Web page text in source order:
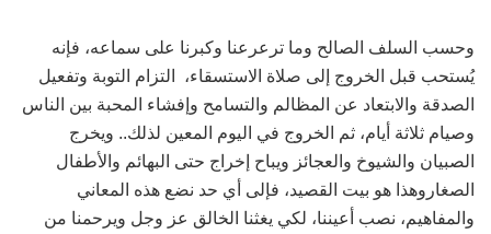
وحسب السلف الصالح وما ترعرعنا وكبرنا على سماعه، فإنه
يُستحب قبل الخروج إلى صلاة الاستسقاء، التزام التوبة وتفعيل
الصدقة والابتعاد عن المظالم والتسامح وإفشاء المحبة بين الناس
وصيام ثلاثة أيام، ثم الخروج في اليوم المعين لذلك.. ويخرج
الصبيان والشيوخ والعجائز ويباح إخراج حتى البهائم والأطفال
الصغاروهذا هو بيت القصيد، فإلى أي حد نضع هذه المعاني
والمفاهيم، نصب أعيننا، لكي يغثنا الخالق عز وجل ويرحمنا من